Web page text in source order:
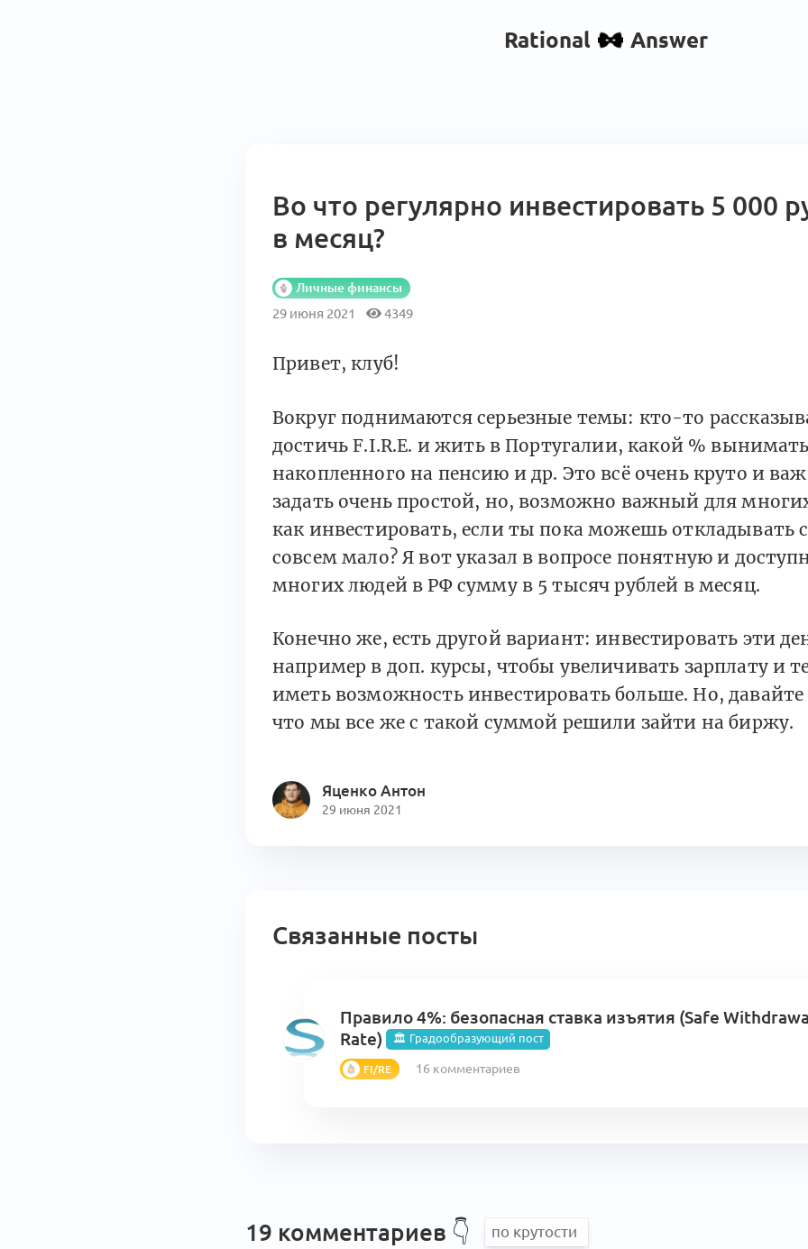
Rational Answer
Во что регулярно инвестировать 5 000
в месяц?
Личные финансы
29 июня 2021 4349
Привет, клуб!
Вокруг поднимаются серьезные темы: кто-то
достичь F.I.R.E. и жить в Португалии, какой %
накопленного на пенсию и др. Это всё очень круто и
задать очень простой, но, возможно важный для
как инвестировать, если ты пока можешь откладывать
совсем мало? Я вот указал в вопросе понятную и
многих людей в РФ сумму в 5 тысяч рублей в месяц.
Конечно же, есть другой вариант: инвестировать эти
например в доп. курсы, чтобы увеличивать зарплату и
иметь возможность инвестировать больше. Но,
что мы все же с такой суммой решили зайти на биржу.
Яценко Антон
29 июня 2021
Связанные посты
Пpaвилo 4%: безопасная ставка изъятия (Safe
Rate)
🏛 Градообразующий пост
FI/RE 16 комментариев
19 комментариев 👇